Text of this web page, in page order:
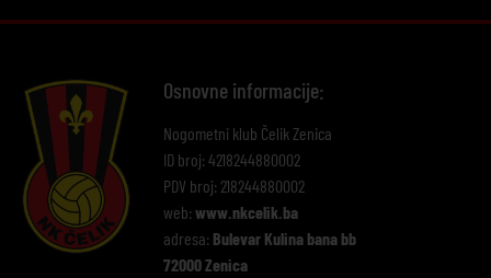
Osnovne informacije:
Nogometni klub Čelik Zenica
ID broj: 4218244880002
PDV broj: 218244880002
web: www.nkcelik.ba
adresa: Bulevar Kulina bana bb
72000 Zenica